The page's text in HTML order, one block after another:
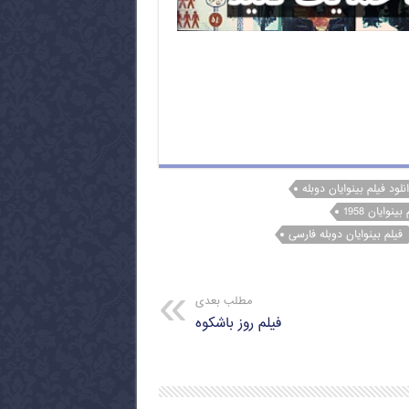
فیلم بینوایان دوبله
1958
فیلم بینوایان دوبله فارسی
مطلب بعدی
فیلم روز باشکوه